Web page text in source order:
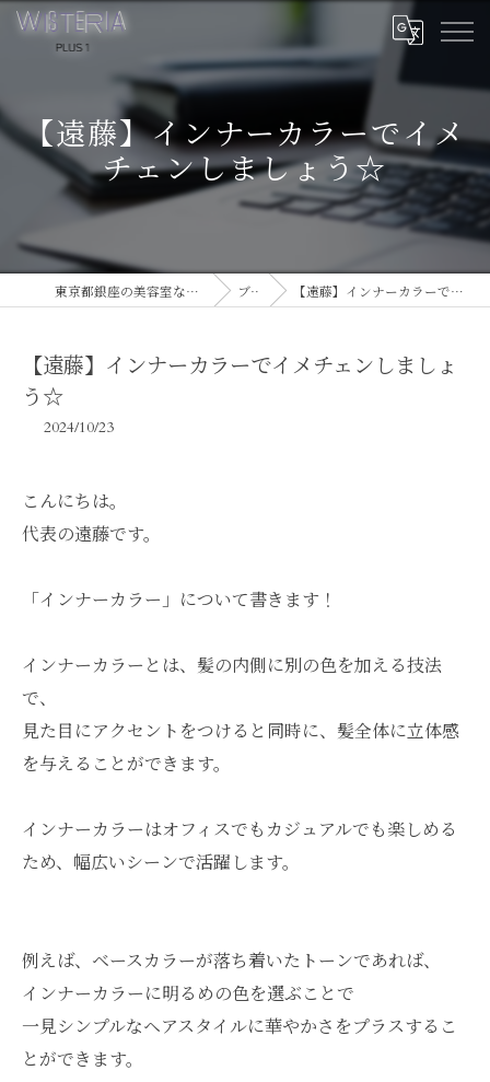
【遠藤】インナーカラーでイメ
チェンしましょう☆
東京都銀座の美容室ならWISTERIA PLUS 1 ブログ 【遠藤】インナーカラーでイメチェンしましょう☆
【遠藤】インナーカラーでイメチェンしましょ
う☆
2024/10/23
こんにちは。
代表の遠藤です。
「インナーカラー」について書きます！
インナーカラーとは、髪の内側に別の色を加える技法
で、
見た目にアクセントをつけると同時に、髪全体に立体感
を与えることができます。
インナーカラーはオフィスでもカジュアルでも楽しめる
ため、幅広いシーンで活躍します。
例えば、ベースカラーが落ち着いたトーンであれば、
インナーカラーに明るめの色を選ぶことで
一見シンプルなヘアスタイルに華やかさをプラスするこ
とができます。